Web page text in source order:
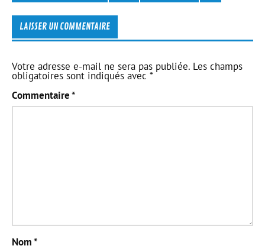
LAISSER UN COMMENTAIRE
Votre adresse e-mail ne sera pas publiée. Les champs
obligatoires sont indiqués avec*
Commentaire*
Nom*